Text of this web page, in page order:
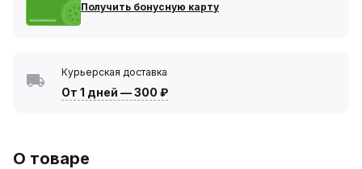
Получить бонусную карту
Курьерская доставка
От 1 дней —300 ₽
О товаре